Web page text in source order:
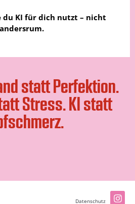
du KI für dich nutzt – nicht
andersrum.
statt Perfektion.
Stress. KI statt
Datenschutz